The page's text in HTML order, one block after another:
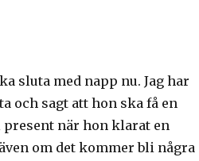
sluta med napp nu. Jag har
och sagt att hon ska få en
när hon klarat en
om det kommer bli några